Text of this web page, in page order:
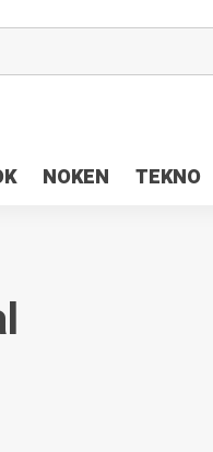
NOKEN TEKNO
Pemilu Ceria Tanah Papua
Kas Daerah Rp23 Miliar